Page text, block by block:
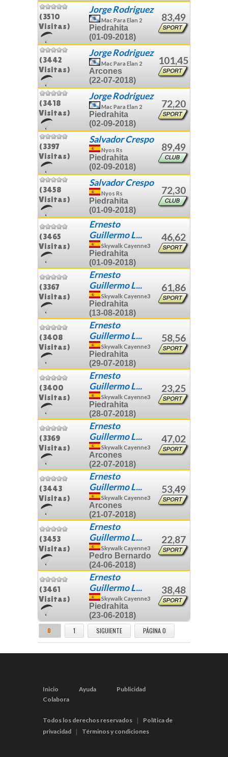
(3510
Visitas)
Jorge Rodriguez
Mac Para Elan 2
Piedrahita
(01-09-2018)
83,49
(3442
Visitas)
Jorge Rodriguez
Mac Para Elan 2
Arcones
(22-07-2018)
101,45
(3418
Visitas)
Jorge Rodriguez
Mac Para Elan 2
Piedrahita
(02-09-2018)
72,20
(3397
Visitas)
Salvador Crespo
Nyos Rs
Piedrahita
(02-09-2018)
89,49
(3458
Visitas)
Salvador Crespo
Nyos Rs
Piedrahita
(01-09-2018)
72,30
(3465
Visitas)
Ernesto
Guillermo L...
Skywalk Cayenne3
Piedrahita
(01-09-2018)
46,62
(3367
Visitas)
Ernesto
Guillermo L...
Skywalk Cayenne3
Piedrahita
(13-08-2018)
61,86
(3408
Visitas)
Ernesto
Guillermo L...
Skywalk Cayenne3
Piedrahita
(29-07-2018)
58,56
(3400
Visitas)
Ernesto
Guillermo L...
Skywalk Cayenne3
Piedrahita
(28-07-2018)
23,25
(3369
Visitas)
Ernesto
Guillermo L...
Skywalk Cayenne3
Arcones
(22-07-2018)
47,02
(3443
Visitas)
Ernesto
Guillermo L...
Skywalk Cayenne3
Arcones
(21-07-2018)
53,49
(3453
Visitas)
Ernesto
Guillermo L...
Skywalk Cayenne3
Pedro Bernardo
(24-06-2018)
22,87
(3461
Visitas)
Ernesto
Guillermo L...
Skywalk Cayenne3
Piedrahita
(23-06-2018)
38,48
0 1 SIGUIENTE PÁGINA 0
Inicio Ayuda
Publicidad
Colabora
Todos los derechos reservados
Política de
privacidad
Términos y condiciones